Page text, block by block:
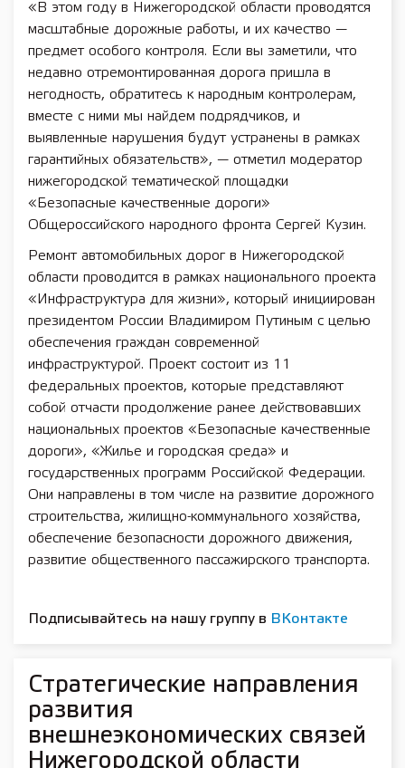
«В этом году в Нижегородской области проводятся
масштабные дорожные работы, и их качество —
предмет особого контроля. Если вы заметили, что
недавно отремонтированная дорога пришла в
негодность, обратитесь к народным контролерам,
вместе с ними мы найдем подрядчиков, и
выявленные нарушения будут устранены в рамках
гарантийных обязательств», — отметил модератор
нижегородской тематической площадки
«Безопасные качественные дороги»
Общероссийского народного фронта Сергей Кузин.
Ремонт автомобильных дорог в Нижегородской
области проводится в рамках национального проекта
«Инфраструктура для жизни», который инициирован
президентом России Владимиром Путиным с целью
обеспечения граждан современной
инфраструктурой. Проект состоит из 11
федеральных проектов, которые представляют
собой отчасти продолжение ранее действовавших
национальных проектов «Безопасные качественные
дороги», «Жилье и городская среда» и
государственных программ Российской Федерации.
Они направлены в том числе на развитие дорожного
строительства, жилищно-коммунального хозяйства,
обеспечение безопасности дорожного движения,
развитие общественного пассажирского транспорта.
Подписывайтесь на нашу группу в ВКонтакте
Стратегические направления
развития
внешнеэкономических связей
Нижегородской области